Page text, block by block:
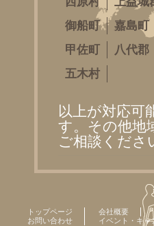
御船町
嘉島町
甲佐町
八代郡
五木村
以上が対応可
す。その他地
ご相談くださ
トップページ 会社概要
お問い合わせ
イベント・キャ